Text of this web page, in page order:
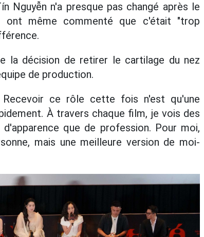
Nguyễn n'a presque pas changé après le
ont même commenté que c'était "trop
la décision de retirer le cartilage du nez
de production.
ce rôle cette fois n'est qu'une
À travers chaque film, je vois des
que de profession. Pour moi,
mais une meilleure version de moi-